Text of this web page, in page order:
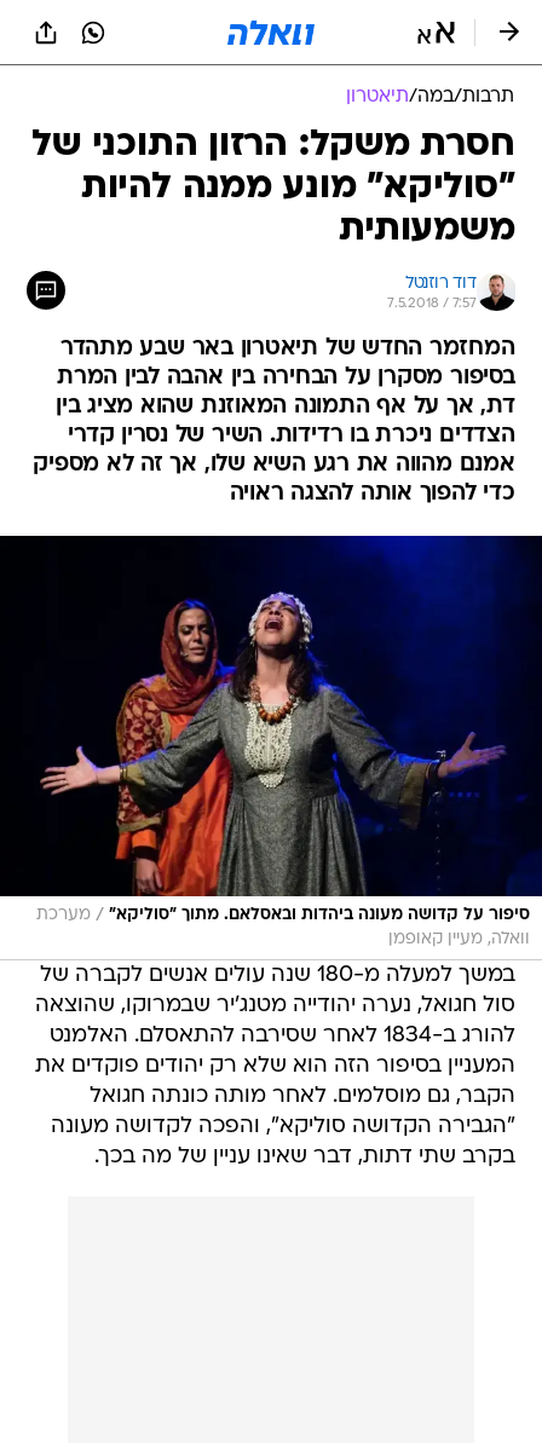
תרבות/במה/תיאטרון
חסרת משקל: הרזון התוכני של
"סוליקא" מונע ממנה להיות
משמעותית
דוד רוזנטל
7.5.2018 / 7:57
המחזמר החדש של תיאטרון באר שבע מתהדר
בסיפור מסקרן על הבחירה בין אהבה לבין המרת
דת, אך על אף התמונה המאוזנת שהוא מציג בין
הצדדים ניכרת בו רדידות. השיר של נסרין קדרי
אמנם מהווה את רגע השיא שלו, אך זה לא מספיק
כדי להפוך אותה להצגה ראויה
סיפור על קדושה מעונה ביהדות ובאסלאם. מתוך "סוליקא" / מערכת
וואלה, מעיין קאופמן
במשך למעלה מ-180 שנה עולים אנשים לקברה של
סול חגואל, נערה יהודייה מטנג'יר שבמרוקו, שהוצאה
להורג ב-1834 לאחר שסירבה להתאסלם. האלמנט
המעניין בסיפור הזה הוא שלא רק יהודים פוקדים את
הקבר, גם מוסלמים. לאחר מותה כונתה חגואל
"הגבירה הקדושה סוליקא", והפכה לקדושה מעונה
בקרב שתי דתות, דבר שאינו עניין של מה בכך.